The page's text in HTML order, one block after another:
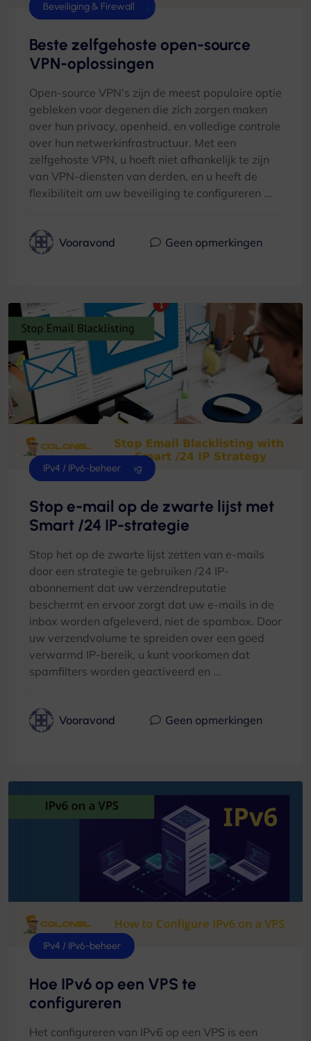
Netwerk en verbinding
IPv4 / IPv6-beheer
Beveiliging & Firewall
Beste zelfgehoste open-source
VPN-oplossingen
Open-source VPN's zijn de meest populaire optie
gebleken voor degenen die zich zorgen maken
over hun privacy, openheid, en volledige controle
over hun netwerkinfrastructuur. Met een
zelfgehoste VPN, u hoeft niet afhankelijk te zijn
van VPN-diensten van derden, en u heeft de
flexibiliteit om uw beveiliging te configureren ...
Vooravond Geen opmerkingen
Netwerk en verbinding
IPv4 / IPv6-beheer
Stop e-mail op de zwarte lijst met
Smart /24 IP-strategie
Stop het op de zwarte lijst zetten van e-mails
door een strategie te gebruiken /24 IP-
abonnement dat uw verzendreputatie
beschermt en ervoor zorgt dat uw e-mails in de
inbox worden afgeleverd, niet de spambox. Door
uw verzendvolume te spreiden over een goed
verwarmd IP-bereik, u kunt voorkomen dat
spamfilters worden geactiveerd en ...
Vooravond Geen opmerkingen
IPv4 / IPv6-beheer
Hoe IPv6 op een VPS te
configureren
Het configureren van IPv6 op een VPS is een